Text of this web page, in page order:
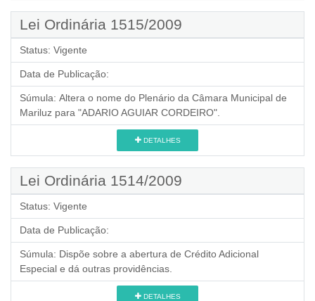
Lei Ordinária 1515/2009
Status: Vigente
Data de Publicação:
Súmula: Altera o nome do Plenário da Câmara Municipal de
Mariluz para "ADARIO AGUIAR CORDEIRO".
DETALHES
Lei Ordinária 1514/2009
Status: Vigente
Data de Publicação:
Súmula: Dispõe sobre a abertura de Crédito Adicional
Especial e dá outras providências.
DETALHES